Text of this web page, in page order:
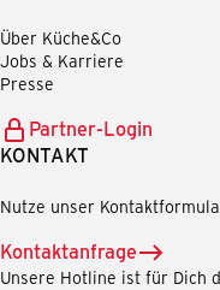
Über Küche&Co
Jobs & Karriere
Presse
Partner-Login
KONTAKT
Nutze unser
Kontaktanfrage
Unsere Hotline ist für Dich